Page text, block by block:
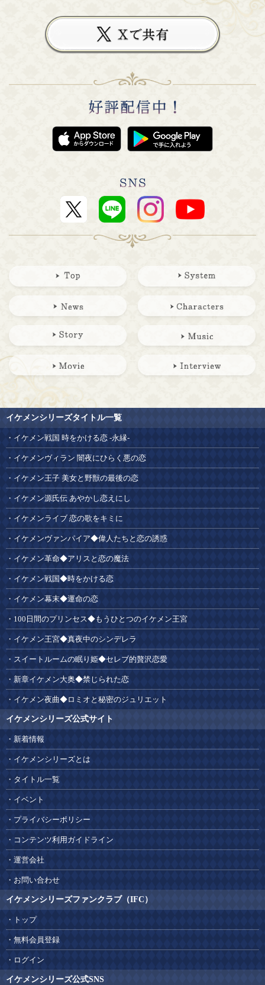
イケメンシリーズタイトル一覧
イケメン戦国 時をかける恋 -永縁-
イケメンヴィラン 闇夜にひらく悪の恋
イケメン王子 美女と野獣の最後の恋
イケメン源氏伝 あやかし恋えにし
イケメンライブ 恋の歌をキミに
イケメンヴァンパイア◆偉人たちと恋の誘惑
イケメン革命◆アリスと恋の魔法
イケメン戦国◆時をかける恋
イケメン幕末◆運命の恋
100日間のプリンセス◆もうひとつのイケメン王宮
イケメン王宮◆真夜中のシンデレラ
スイートルームの眠り姫◆セレブ的贅沢恋愛
新章イケメン大奥◆禁じられた恋
イケメン夜曲◆ロミオと秘密のジュリエット
イケメンシリーズ公式サイト
新着情報
イケメンシリーズとは
タイトル一覧
イベント
プライバシーポリシー
コンテンツ利用ガイドライン
運営会社
お問い合わせ
イケメンシリーズファンクラブ（IFC）
トップ
無料会員登録
ログイン
イケメンシリーズ公式SNS